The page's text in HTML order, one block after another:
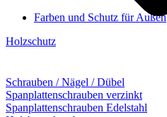
Farben und Schutz für Außen
Holzschutz
Schrauben / Nägel / Dübel
Spanplattenschrauben verzinkt
Spanplattenschrauben Edelstahl